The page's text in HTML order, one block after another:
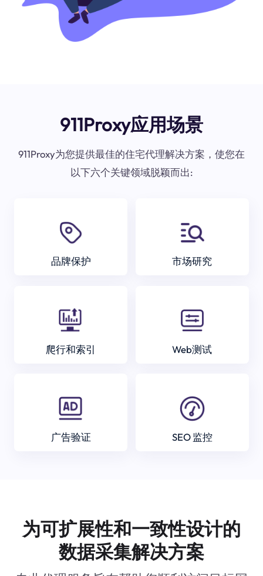
911Proxy应用场景
911Proxy为您提供最佳的住宅代理解决方案，使您在
以下六个关键领域脱颖而出:
品牌保护 市场研究
爬行和索引 Web测试
广告验证 SEO 监控
为可扩展性和一致性设计的
数据采集解决方案